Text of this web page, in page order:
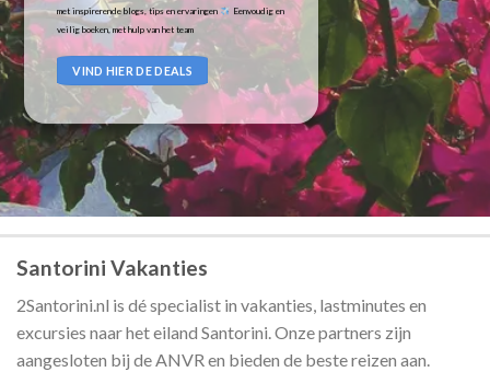
met inspirerende blogs, tips en ervaringen
Eenvoudig en
veilig boeken, met hulp van het team
VIND HIER DE DEALS
Santorini Vakanties
2Santorini.nl is dé specialist in vakanties, lastminutes en
excursies naar het eiland Santorini. Onze partners zijn
aangesloten bij de ANVR en bieden de beste reizen aan.